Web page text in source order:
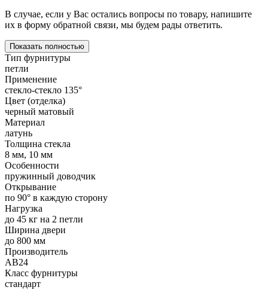
В случае, если у Вас остались вопросы по товару, напишите
их в форму обратной связи, мы будем рады ответить.
Показать полностью
Тип фурнитуры
петли
Применение
стекло-стекло 135°
Цвет (отделка)
черный матовый
Материал
латунь
Толщина стекла
8 мм, 10 мм
Особенности
пружинный доводчик
Открывание
по 90° в каждую сторону
Нагрузка
до 45 кг на 2 петли
Ширина двери
до 800 мм
Производитель
АВ24
Класс фурнитуры
стандарт